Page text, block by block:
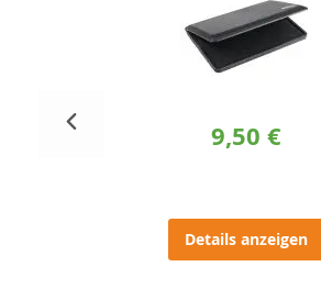
9,50 €
Details anzeigen